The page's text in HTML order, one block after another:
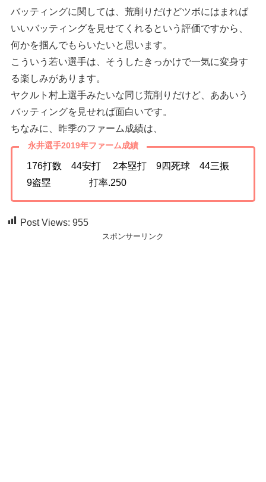
バッティングに関しては、荒削りだけどツボにはまれば
いいバッティングを見せてくれるという評価ですから、
何かを掴んでもらいたいと思います。
こういう若い選手は、そうしたきっかけで一気に変身す
る楽しみがあります。
ヤクルト村上選手みたいな同じ荒削りだけど、ああいう
バッティングを見せれば面白いです。
ちなみに、昨季のファーム成績は、
永井選手2019年ファーム成績
176打数 44安打 2本塁打 9四死球 44三振
9盗塁 打率.250
Post Views: 955
スポンサーリンク